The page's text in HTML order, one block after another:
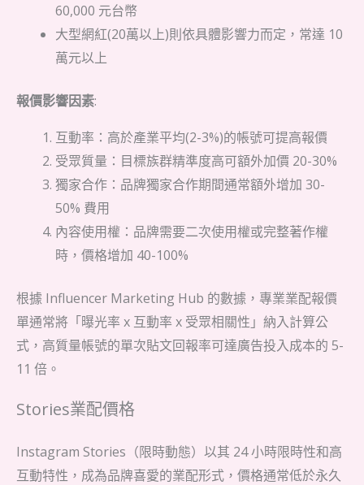
60,000 元台幣
大型網紅(20萬以上)則依具體影響力而定，常達 10
萬元以上
報價影響因素:
互動率：高於產業平均(2-3%)的帳號可提高報價
受眾質量：目標族群精準度高可額外加價 20-30%
獨家合作：品牌獨家合作期間通常額外增加 30-
50% 費用
內容使用權：品牌需要二次使用權或完整著作權
時，價格增加 40-100%
根據 Influencer Marketing Hub 的數據，專業業配報價
單通常將「曝光率 x 互動率 x 受眾相關性」納入計算公
式，高質量帳號的單次貼文回報率可達廣告投入成本的 5-
11 倍。
Stories業配價格
Instagram Stories（限時動態）以其 24 小時限時性和高
互動特性，成為品牌喜愛的業配形式，價格通常低於永久